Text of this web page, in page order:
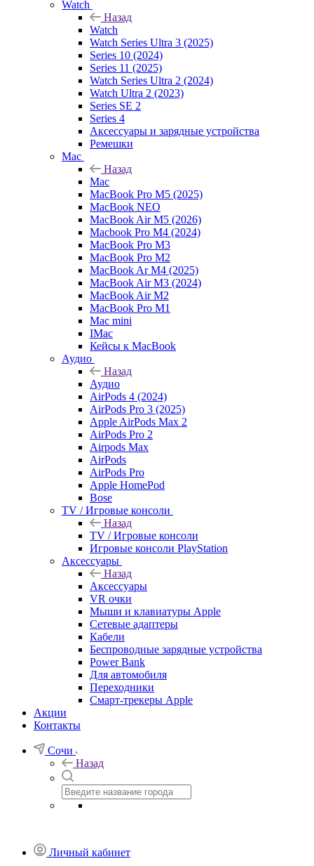
Watch
Назад
Watch
Watch Series Ultra 3 (2025)
Series 10 (2024)
Series 11 (2025)
Watch Series Ultra 2 (2024)
Watch Ultra 2 (2023)
Series SE 2
Series 4
Аксессуары и зарядные устройства
Ремешки
Mac
Назад
Mac
MacBook Pro M5 (2025)
MacBook NEO
MacBook Air M5 (2026)
Macbook Pro M4 (2024)
MacBook Pro M3
MacBook Pro M2
MacBook Ar M4 (2025)
MacBook Air M3 (2024)
MacBook Air M2
MacBook Pro M1
Mac mini
IMac
Кейсы к MacBook
Аудио
Назад
Аудио
AirPods 4 (2024)
AirPods Pro 3 (2025)
Apple AirPods Max 2
AirPods Pro 2
Airpods Max
AirPods
AirPods Pro
Apple HomePod
Bose
TV / Игровые консоли
Назад
TV / Игровые консоли
Игровые консоли PlayStation
Аксессуары
Назад
Аксессуары
VR очки
Мыши и клавиатуры Apple
Сетевые адаптеры
Кабели
Беспроводные зарядные устройства
Power Bank
Для автомобиля
Переходники
Смарт-трекеры Apple
Акции
Контакты
Сочи
Назад
Личный кабинет